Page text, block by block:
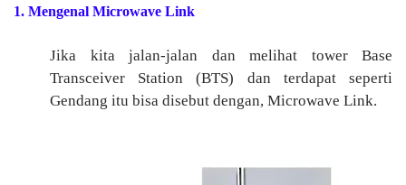
1. Mengenal Microwave Link
Jika kita jalan-jalan dan melihat tower Base
Transceiver Station (BTS) dan terdapat seperti
Gendang itu bisa disebut dengan, Microwave Link.